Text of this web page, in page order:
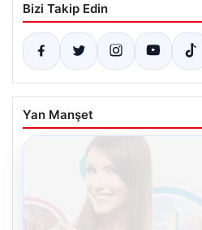
Bizi Takip Edin
Yan Manşet